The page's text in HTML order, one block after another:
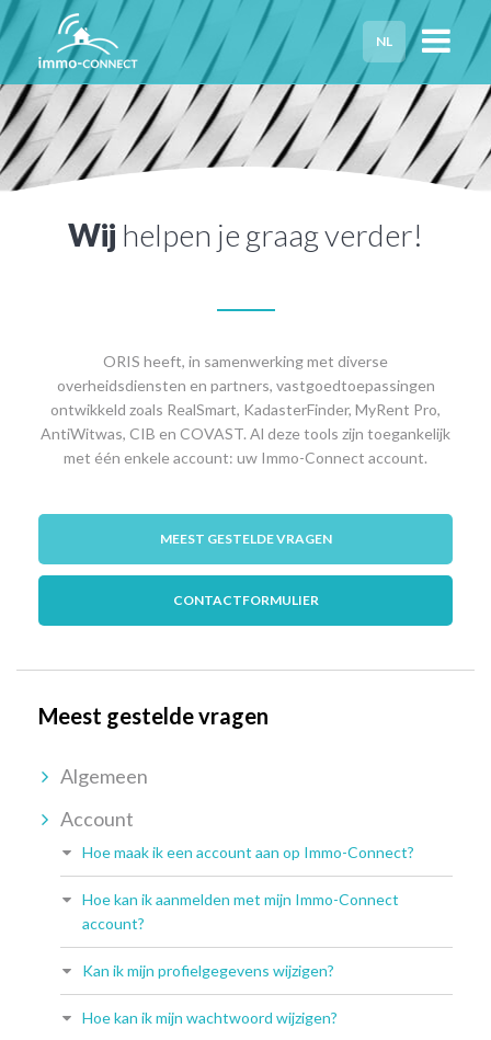
NL
HOME
PRIVACY
Wij helpen je graag verder!
ORIS heeft, in samenwerking met diverse
overheidsdiensten en partners, vastgoedtoepassingen
ontwikkeld zoals RealSmart, KadasterFinder, MyRent Pro,
AntiWitwas, CIB en COVAST. Al deze tools zijn toegankelijk
met één enkele account: uw Immo-Connect account.
MEEST GESTELDE VRAGEN
CONTACTFORMULIER
Meest gestelde vragen
Algemeen
Account
Hoe maak ik een account aan op Immo-Connect?
Hoe kan ik aanmelden met mijn Immo-Connect
account?
Kan ik mijn profielgegevens wijzigen?
Hoe kan ik mijn wachtwoord wijzigen?